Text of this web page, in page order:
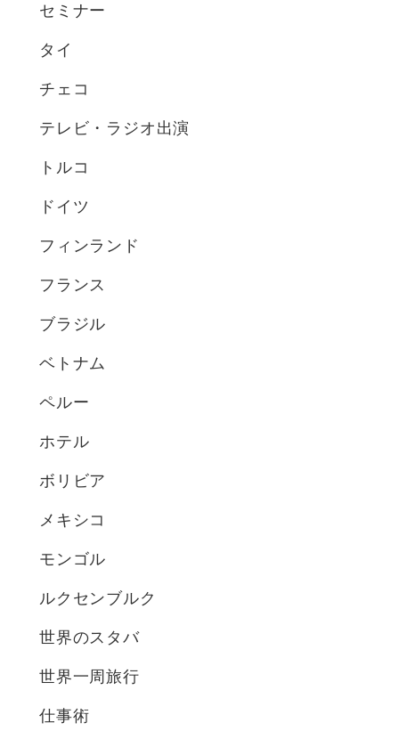
セミナー
タイ
チェコ
テレビ・ラジオ出演
トルコ
ドイツ
フィンランド
フランス
ブラジル
ベトナム
ペルー
ホテル
ボリビア
メキシコ
モンゴル
ルクセンブルク
世界のスタバ
世界一周旅行
仕事術